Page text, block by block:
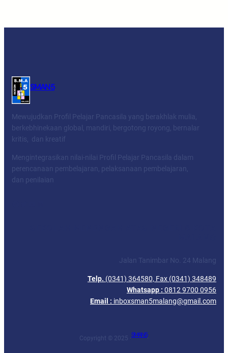
SMAN 5
Mewujudkan Profil Pelajar Pancasila yang berakhlak mulia,
berkebhinekaan global, mandiri, bergotong royong, bernalar
kritis, dan kreatif
Mengintegrasikan nilai-nilai Profil Pelajar Pancasila dalam
perencanaan pembelajaran, pelaksanaan pembelajaran,
dan penilaian
Jalan Tanimbar No. 24 Malang
Telp. (0341) 364580, Fax (0341) 348489
Whatsapp : 0812 9700 0956
Email : inboxsman5malang@gmail.com
Copyright © 2025 ·SMAN 5·